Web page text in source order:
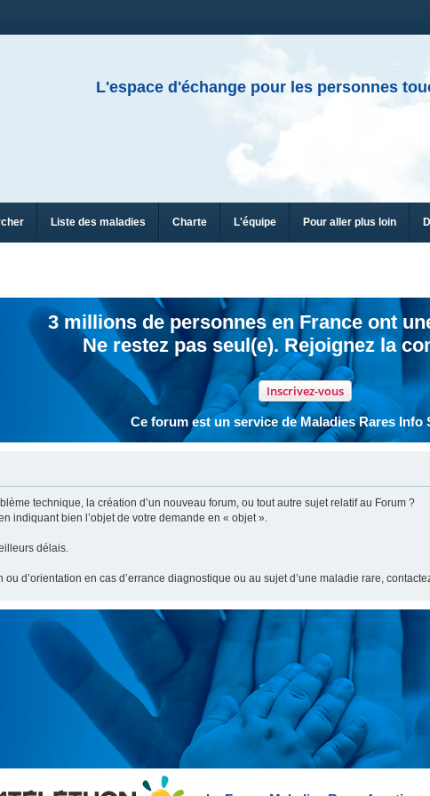
L'espace d'échange pour les personnes
Liste des maladies Charte L'équipe Pour aller plus loin
3 millions de personnes en France ont
Ne restez pas seul(e). Rejoignez la
Inscrivez-vous
Ce forum est un service de Maladies Rares Info
technique, la création d’un nouveau forum, ou tout autre sujet relatif au Forum ?
indiquant bien l’objet de votre demande en « objet ».
délais.
ou d’orientation en cas d’errance diagnostique ou au sujet d’une maladie rare,